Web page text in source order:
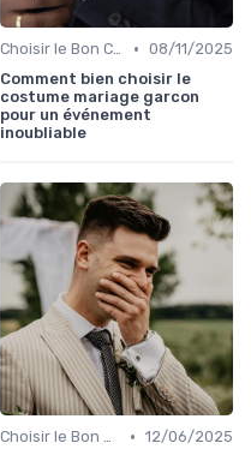
Choisir le Bon Costume • 08/11/2025
Comment bien choisir le
costume mariage garcon
pour un événement
inoubliable
Choisir le Bon Costume • 12/06/2025